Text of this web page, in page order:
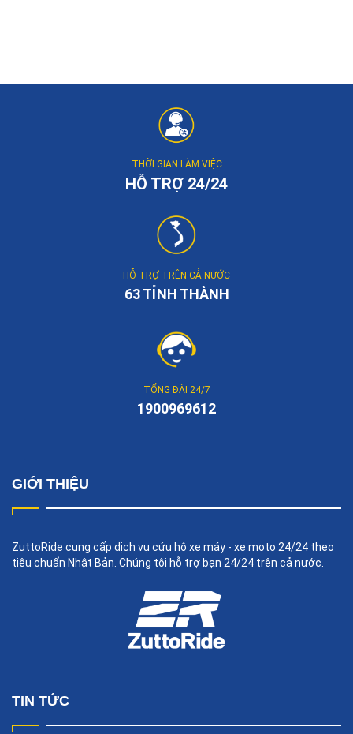
THỜI GIAN LÀM VIỆC
HỖ TRỢ 24/24
HỖ TRỢ TRÊN CẢ NƯỚC
63 TỈNH THÀNH
TỔNG ĐÀI 24/7
1900969612
GIỚI THIỆU
ZuttoRide cung cấp dịch vụ cứu hộ xe máy - xe moto 24/24 theo
tiêu chuẩn Nhật Bản. Chúng tôi hỗ trợ bạn 24/24 trên cả nước.
TIN TỨC